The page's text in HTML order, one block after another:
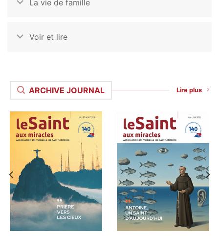
La vie de famille
Voir et lire
ARCHIVE JOURNAL Lire plus